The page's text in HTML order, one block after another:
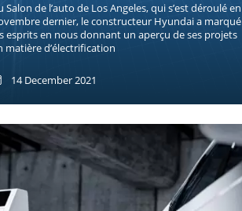
Salon de l’auto de Los Angeles, qui s’est déroulé en
dernier, le constructeur Hyundai a marqué
esprits en nous donnant un aperçu de ses projets
matière d’électrification
14 December 2021